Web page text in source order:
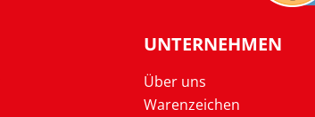
UNTERNEHMEN
Über uns
Warenzeichen